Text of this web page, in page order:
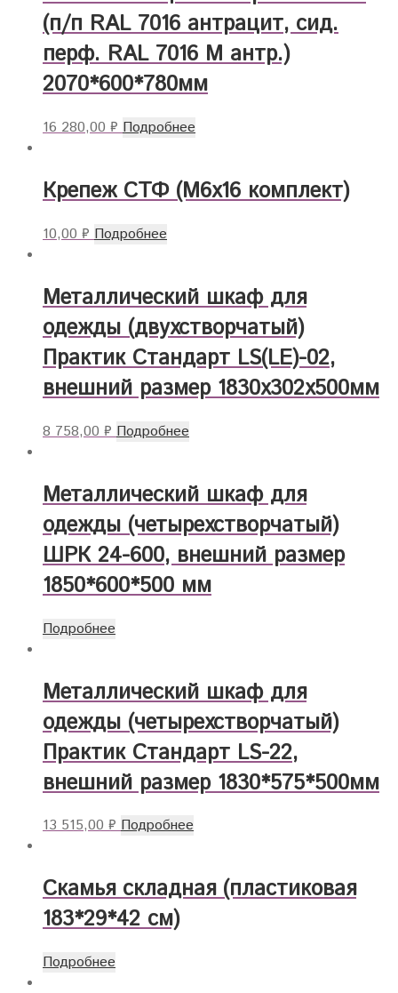
(п/п RAL 7016 антрацит, сид.
перф. RAL 7016 М антр.)
2070*600*780мм
16 280,00₽ Подробнее
Крепеж СТФ (М6х16 комплект)
10,00₽ Подробнее
Металлический шкаф для
одежды (двухстворчатый)
Практик Стандарт LS(LE)-02,
внешний размер 1830x302x500мм
8 758,00₽ Подробнее
Металлический шкаф для
одежды (четырехстворчатый)
ШРК 24-600, внешний размер
1850*600*500 мм
Подробнее
Металлический шкаф для
одежды (четырехстворчатый)
Практик Стандарт LS-22,
внешний размер 1830*575*500мм
13 515,00₽ Подробнее
Скамья складная (пластиковая
183*29*42 см)
Подробнее